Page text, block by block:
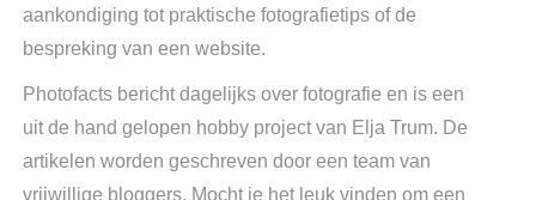
aankondiging tot praktische fotografietips of de
bespreking van een website.
Photofacts bericht dagelijks over fotografie en is een
uit de hand gelopen hobby project van Elja Trum. De
artikelen worden geschreven door een team van
vrijwillige bloggers. Mocht je het leuk vinden om een